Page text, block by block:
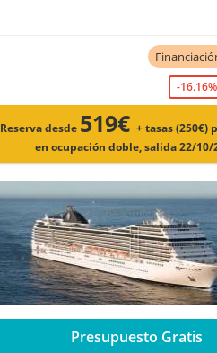
-16.16%
Reserva desde 519€ + tasas (250€)
en ocupación doble, salida 22/10/
Presupuesto Gratis